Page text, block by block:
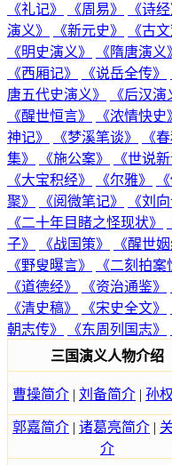
《礼记》
《周易》 《诗经
演义》
《新元史》 《古
《明史演义》
《隋唐演义
《西厢记》
《说岳全传》
唐五代史演义》
《后汉演
《醒世恒言》
《浓情快史
神记》
《梦溪笔谈》 《
集》
《施公案》 《世说新
《大宝积经》
《尔雅》
聚》
《阅微笔记》 《刘
《二十年目睹之怪现状》
子》
《战国策》 《醒世
《野叟曝言》
《二刻拍案
《道德经》
《资治通鉴》
《清史稿》
《宋史全文》
朝志传》
《东周列国志》
三国演义人物介绍
曹操简介 | 刘备简介 | 孙
郭嘉简介 | 诸葛亮简介 |
介